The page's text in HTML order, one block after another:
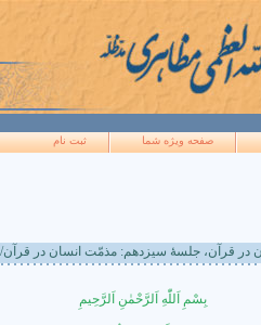
صفحه ويژه شما ثبت نام
در قرآن، جلسۀ سیزدهم: مذمّت انسان در قرآن/1
بِسْمِ اَللّٰهِ اَلرَّحْمٰنِ اَلرَّحِیمِ